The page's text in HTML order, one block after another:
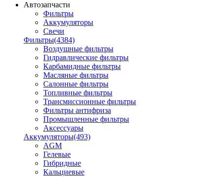
Автозапчасти
Фильтры
Аккумуляторы
Свечи
Фильтры(4384)
Воздушные фильтры
Гидравлические фильтры
Карбамидные фильтры
Масляные фильтры
Салонные фильтры
Топливные фильтры
Трансмиссионные фильтры
Фильтры антифриза
Промышленные фильтры
Аксессуары
Аккумуляторы(493)
AGM
Гелевые
Гибридные
Кальциевые